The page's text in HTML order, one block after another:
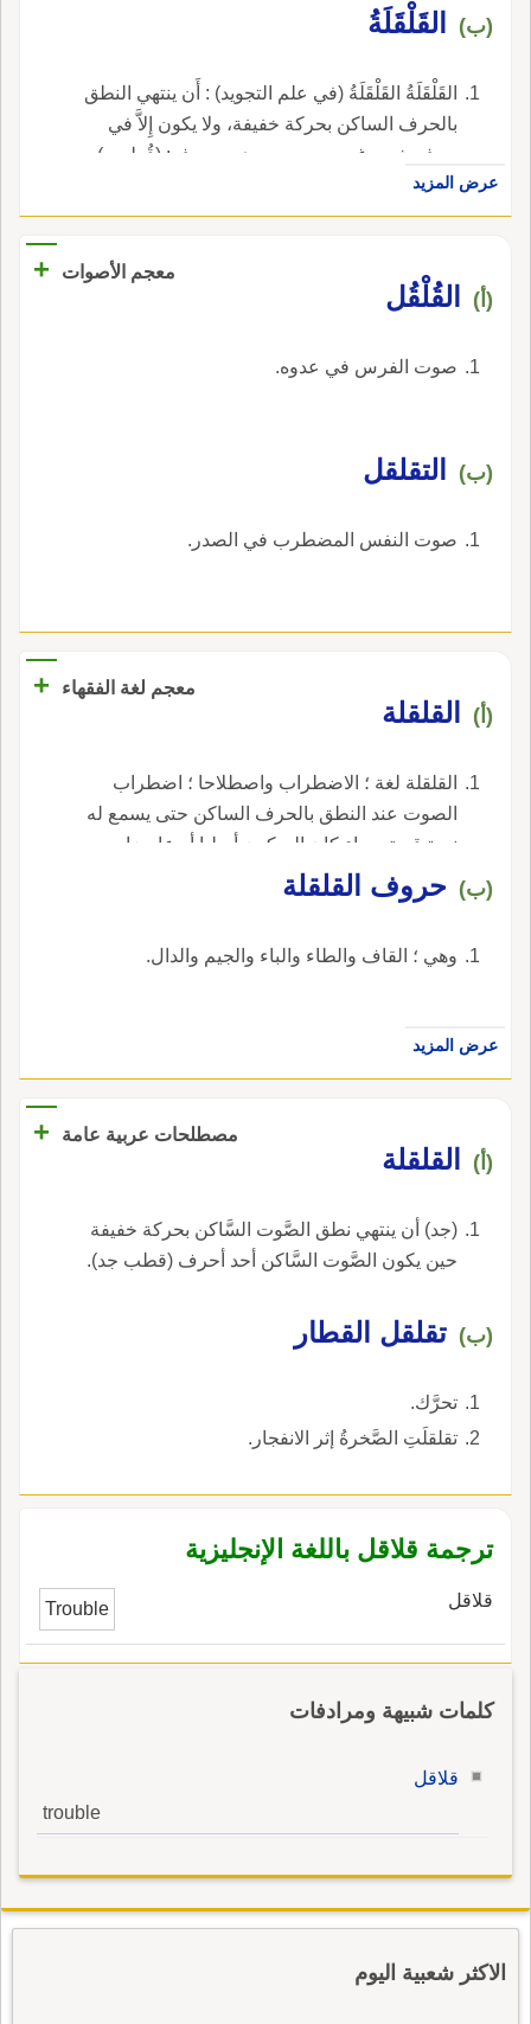
(ب) القَلْقَلَةُ
القَلْقَلَةُ القَلْقَلَةُ (في علم التجويد) : أَن ينتهي النطق
بالحرف الساكن بحركة خفيفة، ولا يكون إِلاَّ في
حرفٍ شديدٍ غيرِ مهموس، وهي حروف: (قُطبجد).
عرض المزيد
معجم الأصوات +
(أ) القُلْقُل
صوت الفرس في عدوه.
(ب) التقلقل
صوت النفس المضطرب في الصدر.
معجم لغة الفقهاء +
(أ) ‏القلقلة‏
‏القلقلة لغة ؛ الاضطراب واصطلاحا ؛ اضطراب
الصوت عند النطق بالحرف الساكن حتى يسمع له
نبرة قوية سواء كان السكون أصليا أو عارضا. ‏.
(ب) ‏حروف القلقلة‏
‏وهي ؛ القاف والطاء والباء والجيم والدال‏.
عرض المزيد
مصطلحات عربية عامة +
(أ) القلقلة
(جد) أن ينتهي نطق الصَّوت السَّاكن بحركة خفيفة
حين يكون الصَّوت السَّاكن أحد أحرف (قطب جد).
(ب) تقلقل القطار
تحرَّك.
تقلقلَتِ الصَّخرةُ إثر الانفجار.
ترجمة قلاقل باللغة الإنجليزية
قلاقل Trouble
كلمات شبيهة ومرادفات
قلاقل
trouble
الاكثر شعبية اليوم